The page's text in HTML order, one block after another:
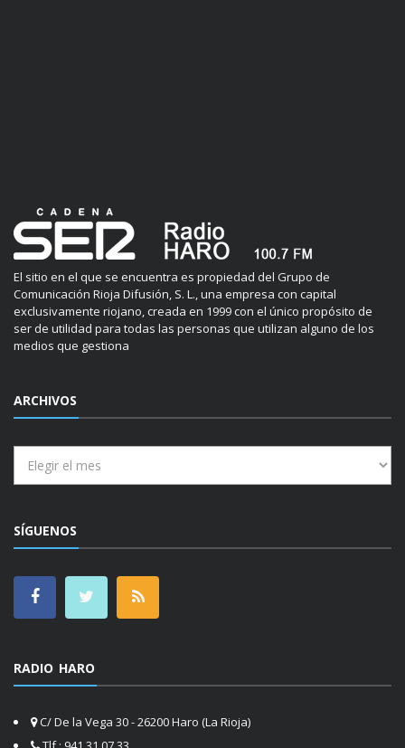
El sitio en el que se encuentra es propiedad del Grupo de
Comunicación Rioja Difusión, S. L., una empresa con capital
exclusivamente riojano, creada en 1999 con el único propósito de
ser de utilidad para todas las personas que utilizan alguno de los
medios que gestiona
ARCHIVOS
SÍGUENOS
RADIO HARO
C/ De la Vega 30 - 26200 Haro (La Rioja)